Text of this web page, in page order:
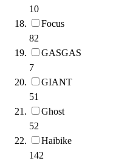
10
Focus
82
GASGAS
7
GIANT
51
Ghost
52
Haibike
142